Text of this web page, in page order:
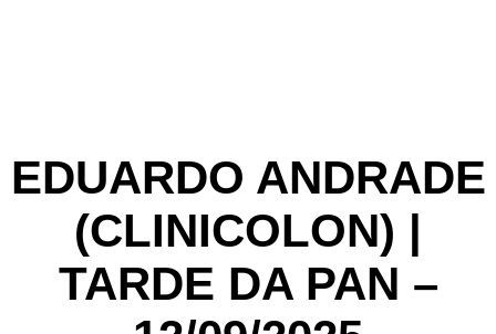
EDUARDO ANDRADE
(CLINICOLON) |
TARDE DA PAN –